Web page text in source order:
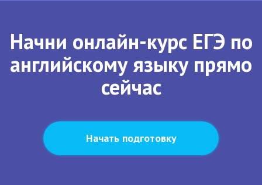
Начни онлайн-курс ЕГЭ по
английскому языку прямо
сейчас
Начать подготовку